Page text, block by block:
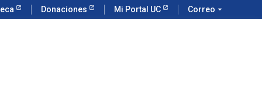
Donaciones Mi Portal UC Correo arrow_drop_down